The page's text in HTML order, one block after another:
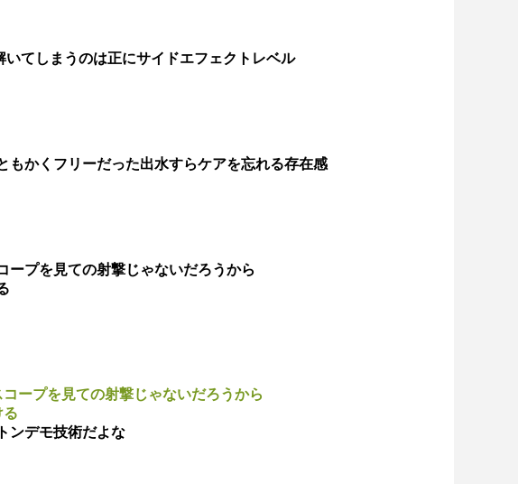
てしまうのは正にサイドエフェクトレベル
もかくフリーだった出水すらケアを忘れる存在感
ープを見ての射撃じゃないだろうから
ープを見ての射撃じゃないだろうから
る
ンデモ技術だよな